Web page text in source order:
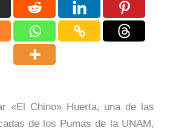
«El Chino» Huerta, una de las
de los Pumas de la UNAM,